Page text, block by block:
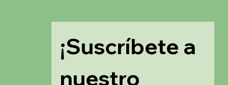
¡Suscríbete a
nuestro